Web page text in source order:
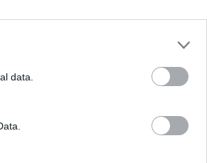
data.